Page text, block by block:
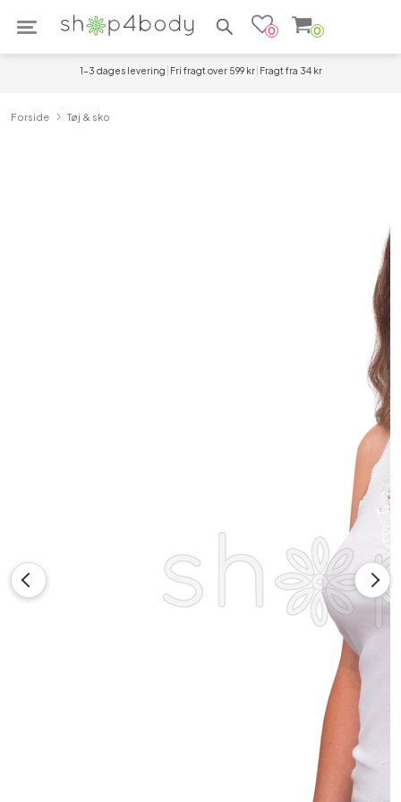
Søg efter produkter
0 0
1-3 dages levering Fri fragt over 599 kr Fragt fra 34 kr
Forside Tøj & sko